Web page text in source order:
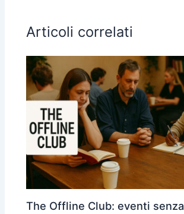
Articoli correlati
The Offline Club: eventi senza